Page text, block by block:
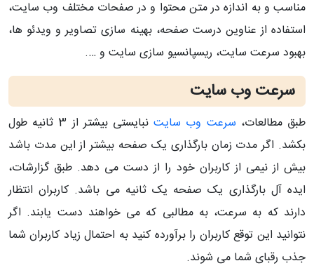
مناسب و به اندازه در متن محتوا و در صفحات مختلف وب سایت،
استفاده از عناوین درست صفحه، بهینه سازی تصاویر و ویدئو ها،
بهبود سرعت سایت، ریسپانسیو سازی سایت و ….
سرعت وب سایت
طبق مطالعات، سرعت وب سایت
نبایستی بیشتر از 3 ثانیه طول
بکشد. اگر مدت زمان بارگذاری یک صفحه بیشتر از این مدت باشد
بیش از نیمی از کاربران خود را از دست می دهد. طبق گزارشات،
ایده آل بارگذاری یک صفحه یک ثانیه می باشد. کاربران انتظار
دارند که به سرعت، به مطالبی که می خواهند دست یابند. اگر
نتوانید این توقع کاربران را برآورده کنید به احتمال زیاد کاربران شما
جذب رقبای شما می شوند.